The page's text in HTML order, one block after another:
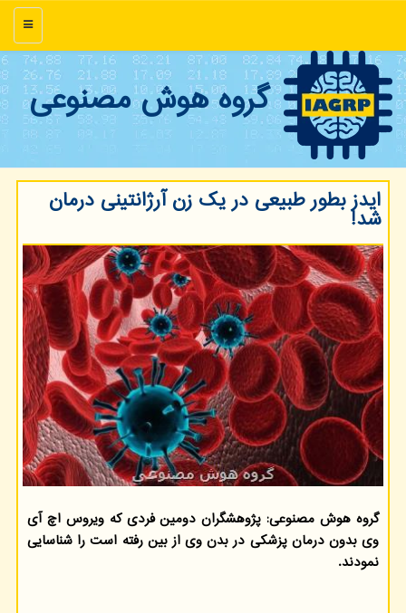
منو
گروه هوش مصنوعی
ایدز بطور طبیعی در یک زن آرژانتینی درمان
شد!
گروه هوش مصنوعی: پژوهشگران دومین فردی که ویروس اچ آی
وی بدون درمان پزشکی در بدن وی از بین رفته است را شناسایی
نمودند.